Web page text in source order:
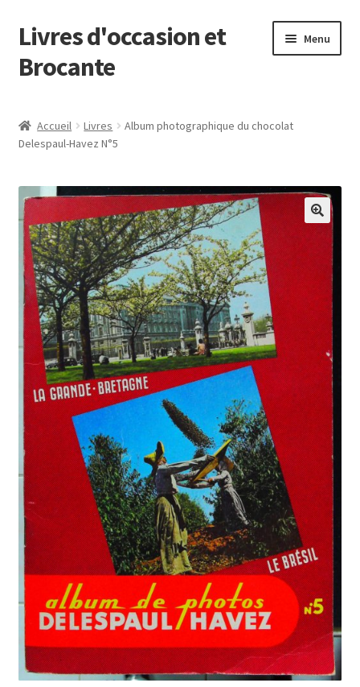
Aller
à
la
Aller
au
contenu
Livres d'occasion et
Brocante
Menu
Accueil Livres
Album photographique du chocolat
Delespaul-Havez N°5